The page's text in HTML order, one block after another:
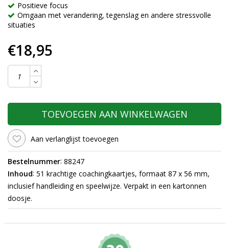
Positieve focus
Omgaan met verandering, tegenslag en andere stressvolle
situaties
€18,95
TOEVOEGEN AAN WINKELWAGEN
Aan verlanglijst toevoegen
Bestelnummer: 88247
Inhoud: 51 krachtige coachingkaartjes, formaat 87 x 56 mm,
inclusief handleiding en speelwijze. Verpakt in een kartonnen
doosje.